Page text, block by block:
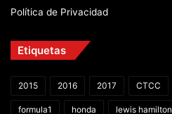
Política de Privacidad
Etiquetas
2015 2016 2017 CTCC
formula1 honda lewis hamilton